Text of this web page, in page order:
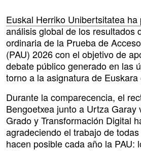
Euskal Herriko Unibertsitatea
análisis global de los resultados
ordinaria de la Prueba de
(PAU) 2026 con el objetivo de
debate público generado en las
torno a la asignatura de
Durante la comparecencia, el
Bengoetxea junto a Urtza Garay
Grado y Transformación Digital
agradeciendo el trabajo de
hacen posible cada año la PAU: